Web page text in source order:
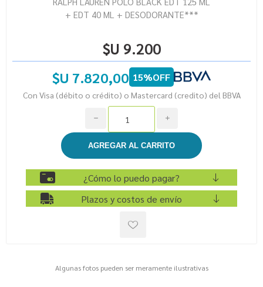
+ EDT 40 ML + DESODORANTE***
$U 9.200
$U 7.820,00 15%OFF
Con Visa (débito o crédito) o Mastercard (credito) del BBVA
i
h
¿Cómo lo puedo pagar?
Plazos y costos de envío
Algunas fotos pueden ser meramente ilustrativas